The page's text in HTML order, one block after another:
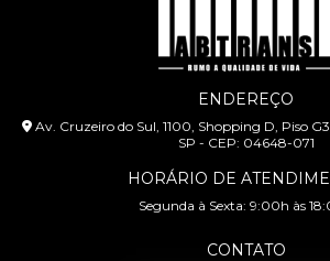
ENDEREÇO
Av. Cruzeiro do Sul, 1100, Shopping D, Piso
SP - CEP: 04648-071
HORÁRIO DE
Segunda à Sexta: 9:00h às
CONTATO